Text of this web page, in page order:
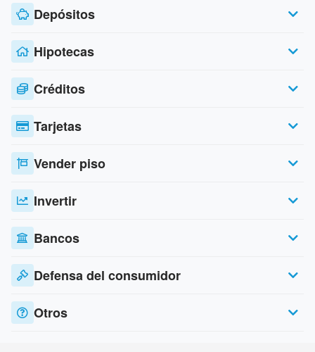
Depósitos
Hipotecas
Créditos
Tarjetas
Vender piso
Invertir
Bancos
Defensa del consumidor
Otros